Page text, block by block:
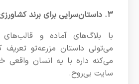
۳. داستان‌سرایی برای برند کشاورزی
با بلاگ‌های آماده و
می‌تونی داستان مزرعه‌تو
می‌کنه داره با یه انسان واقعی
سایت بی‌روح.